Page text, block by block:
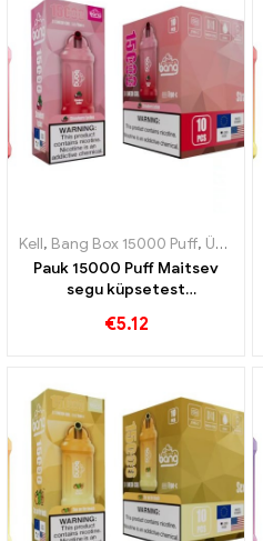
Kell, Bang Box 15000 Puff, Ühekordsed e-sigaretid Rootsi
Pauk 15000 Puff Maitsev
segu küpsetest
litšist
€5.12